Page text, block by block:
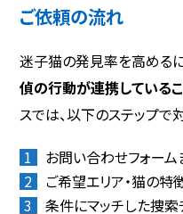
ご依頼の流れ
迷子猫の発見率を高める
偵の行動が連携している
スでは、以下のステップで
お問い合わせフォー
ご希望エリア・猫の特
条件にマッチした捜